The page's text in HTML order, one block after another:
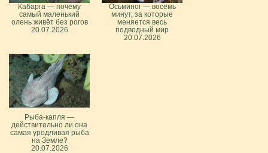
Кабарга — почему
самый маленький
олень живёт без рогов
20.07.2026
Осьминог — восемь
минут, за которые
меняется весь
подводный мир
20.07.2026
Рыба-капля —
действительно ли она
самая уродливая рыба
на Земле?
20.07.2026